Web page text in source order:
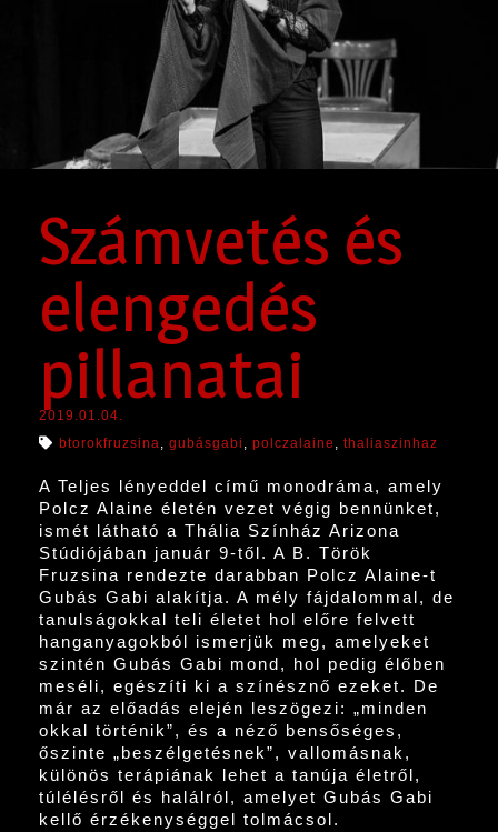
Számvetés és
elengedés
pillanatai
2019.01.04.
btorokfruzsina
gubásgabi polczalaine thaliaszinhaz
A Teljes lényeddel című monodráma, amely
Polcz Alaine életén vezet végig bennünket,
ismét látható a Thália Színház Arizona
Stúdiójában január 9-től. A B. Török
Fruzsina rendezte darabban Polcz Alaine-t
Gubás Gabi alakítja. A mély fájdalommal, de
tanulságokkal teli életet hol előre felvett
hanganyagokból ismerjük meg, amelyeket
szintén Gubás Gabi mond, hol pedig élőben
meséli, egészíti ki a színésznő ezeket. De
már az előadás elején leszögezi: „minden
okkal történik”, és a néző bensőséges,
őszinte „beszélgetésnek”, vallomásnak,
különös terápiának lehet a tanúja életről,
túlélésről és halálról, amelyet Gubás Gabi
kellő érzékenységgel tolmácsol.